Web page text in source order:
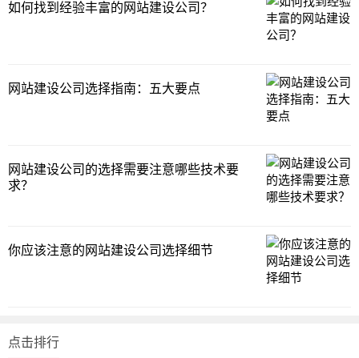
如何找到经验丰富的网站建设公司？
网站建设公司选择指南：五大要点
网站建设公司的选择需要注意哪些技术要
求？
你应该注意的网站建设公司选择细节
点击排行